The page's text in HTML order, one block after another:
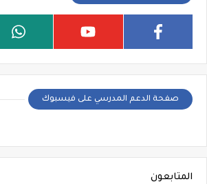
صفحة الدعم المدرسي على فيسبوك
المتابعون